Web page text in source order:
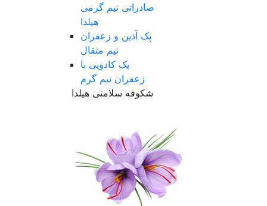
صادراتی نیم گرمی
هیلدا
پک آذین و زعفران
نیم مثقال
پک کادویی با
زعفران نیم گرم
شکوفه سلامتی هیلدا